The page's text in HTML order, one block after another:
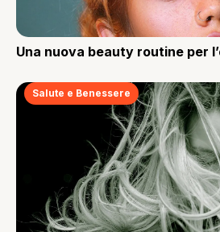
Una nuova beauty routine per
Salute e Benessere